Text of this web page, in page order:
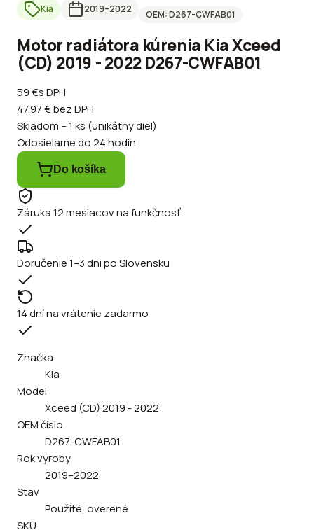
Kia 2019–2022 OEM:D267-CWFAB01
Motor radiátora kúrenia Kia Xceed
(CD) 2019 - 2022 D267-CWFAB01
59 €s DPH
47.97 €bez DPH
Skladom – 1 ks (unikátny diel)
Odosielame do 24 hodín
Do košíka
Záruka 12 mesiacov na funkčnosť
Doručenie 1–3 dni po Slovensku
14 dní na vrátenie zadarmo
Značka
Kia
Model
Xceed (CD) 2019 - 2022
OEM číslo
D267-CWFAB01
Rok výroby
2019–2022
Stav
Použité, overené
SKU